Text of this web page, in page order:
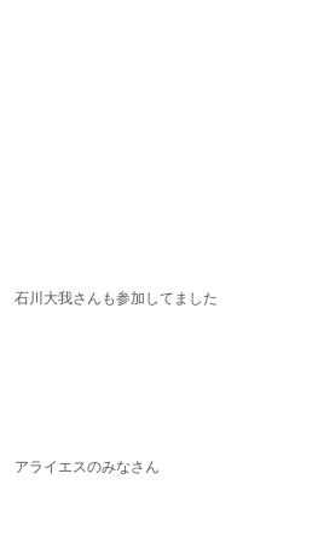
石川大我さんも参加してました
アライエスのみなさん